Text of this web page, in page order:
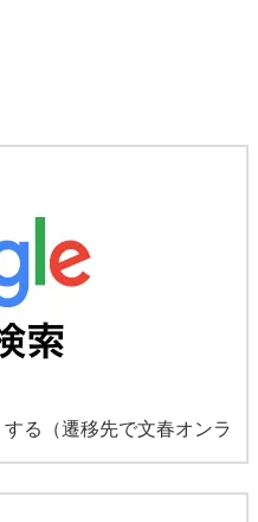
る
（遷移先で文春オンラ